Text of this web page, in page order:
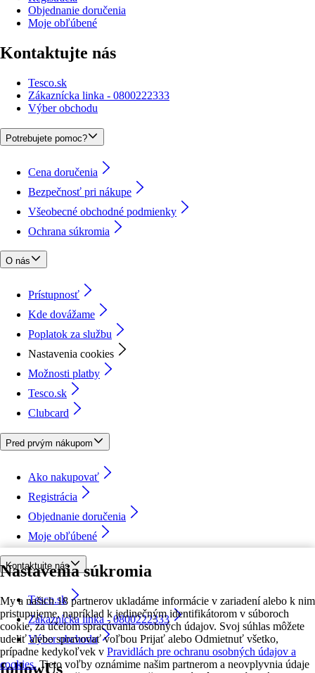
Nastavenia súkromia
My a našich 18 partnerov ukladáme informácie v zariadení alebo k nim
pristupujeme, napríklad k jedinečným identifikátorom v súboroch
cookie, za účelom spracúvania osobných údajov. Svoj súhlas môžete
udeliť alebo spravovať voľbou Prijať alebo Odmietnuť všetko,
prípadne kedykoľvek v Pravidlách pre ochranu osobných údajov a
cookies. Tieto voľby oznámime našim partnerom a neovplyvnia údaje
Objednanie doručenia
Moje obľúbené
Kontaktujte nás
Tesco.sk
Zákaznícka linka - 0800222333
Výber obchodu
Potrebujete pomoc?
Cena doručenia
Bezpečnosť pri nákupe
Všeobecné obchodné podmienky
Ochrana súkromia
O nás
Prístupnosť
Kde dovážame
Poplatok za službu
Nastavenia cookies
Možnosti platby
Tesco.sk
Clubcard
Pred prvým nákupom
Ako nakupovať
Registrácia
Objednanie doručenia
Moje obľúbené
Kontaktujte nás
Tesco.sk
Zákaznícka linka - 0800222333
Výber obchodu
followUs